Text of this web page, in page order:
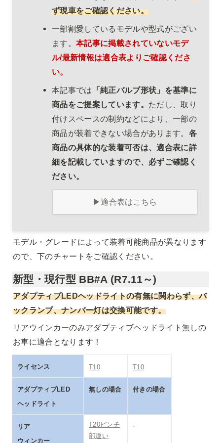
ず現車をご確認ください。
一部割愛しているモデルや型式がござい
ます。 本記事に掲載されていないモデ
ル/最新情報は適合表よりご確認くださ
い。
本記事では 「純正バルブ形状」を基準に
商品をご提案しています。 ただし、取り
付けスペースの制約などにより、一部の
商品が装着できない場合があります。 各
商品の具体的な装着可否は、適合表に詳
細を記載していますので、必ずご確認く
ださい。
▶適合表はこちら
モデル・グレードによって装着可能商品が異なります
ので、下のチャートをご確認ください。
新型・現行型 BB#A (R7.11～)
アダプティブLEDヘッドライトの有無に関わらず、バ
ックランプ、ナンバー灯は交換可能です。
リアウインカーのみアダプティブヘッドライト無しの
お車に適合となります！
ライセンス T10 T10
アダプティブLED
ヘッドライト
無しの場合 付きの場合
リア
ウィンカー
T20ピンチ
部違い
-